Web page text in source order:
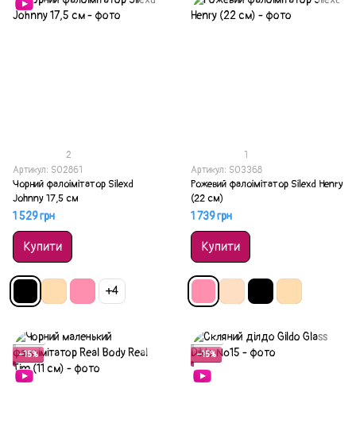
2
Артикул: SO2861
Чорний фалоімітатор Silexd
Johnny 17,5 см
1 529 грн
Купити
+4
1
Артикул: SO3368
Рожевий фалоімітатор Silexd Henry
(22 см)
1 739 грн
Купити
Акція
−15%
Акція
−15%